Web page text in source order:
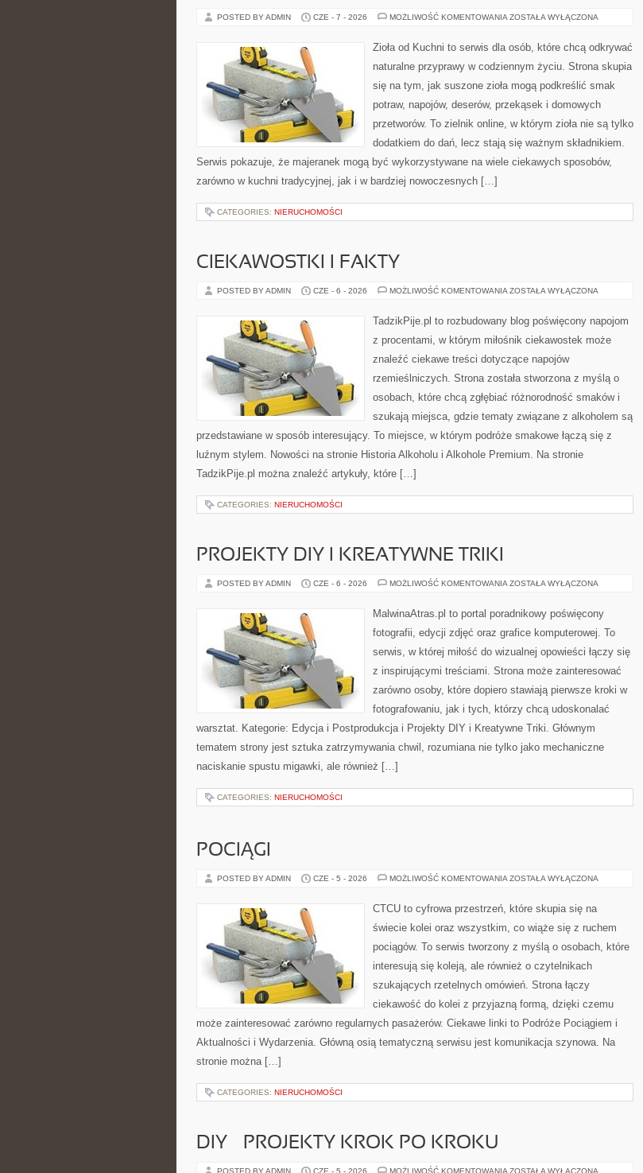
POSTED BY ADMIN CZE - 7 - 2026 MOŻLIWOŚĆ KOMENTOWANIA CIEKAWOSTKI
ZOSTAŁA WYŁĄCZONA
Zioła od Kuchni to serwis dla osób, które chcą odkrywać
naturalne przyprawy w codziennym życiu. Strona skupia
się na tym, jak suszone zioła mogą podkreślić smak
potraw, napojów, deserów, przekąsek i domowych
przetworów. To zielnik online, w którym zioła nie są tylko
dodatkiem do dań, lecz stają się ważnym składnikiem.
Serwis pokazuje, że majeranek mogą być wykorzystywane na wiele ciekawych sposobów,
zarówno w kuchni tradycyjnej, jak i w bardziej nowoczesnych […]
CATEGORIES: NIERUCHOMOŚCI
CIEKAWOSTKI I FAKTY
POSTED BY ADMIN CZE - 6 - 2026 MOŻLIWOŚĆ KOMENTOWANIA CIEKAWOSTKI
ZOSTAŁA WYŁĄCZONA
TadzikPije.pl to rozbudowany blog poświęcony napojom
z procentami, w którym miłośnik ciekawostek może
znaleźć ciekawe treści dotyczące napojów
rzemieślniczych. Strona została stworzona z myślą o
osobach, które chcą zgłębiać różnorodność smaków i
szukają miejsca, gdzie tematy związane z alkoholem są
przedstawiane w sposób interesujący. To miejsce, w którym podróże smakowe łączą się z
luźnym stylem. Nowości na stronie Historia Alkoholu i Alkohole Premium. Na stronie
TadzikPije.pl można znaleźć artykuły, które […]
CATEGORIES: NIERUCHOMOŚCI
PROJEKTY DIY I KREATYWNE TRIKI
POSTED BY ADMIN CZE - 6 - 2026 MOŻLIWOŚĆ KOMENTOWANIA PROJEKTY
KREATYWNE
TRIKI
ZOSTAŁA WYŁĄCZONA
MalwinaAtras.pl to portal poradnikowy poświęcony
fotografii, edycji zdjęć oraz grafice komputerowej. To
serwis, w której miłość do wizualnej opowieści łączy się
z inspirującymi treściami. Strona może zainteresować
zarówno osoby, które dopiero stawiają pierwsze kroki w
fotografowaniu, jak i tych, którzy chcą udoskonalać
warsztat. Kategorie: Edycja i Postprodukcja i Projekty DIY i Kreatywne Triki. Głównym
tematem strony jest sztuka zatrzymywania chwil, rozumiana nie tylko jako mechaniczne
naciskanie spustu migawki, ale również […]
CATEGORIES: NIERUCHOMOŚCI
POCIĄGI
POSTED BY ADMIN CZE - 5 - 2026 MOŻLIWOŚĆ KOMENTOWANIA POCIĄGI
ZOSTAŁA WYŁĄCZONA
CTCU to cyfrowa przestrzeń, które skupia się na
świecie kolei oraz wszystkim, co wiąże się z ruchem
pociągów. To serwis tworzony z myślą o osobach, które
interesują się koleją, ale również o czytelnikach
szukających rzetelnych omówień. Strona łączy
ciekawość do kolei z przyjazną formą, dzięki czemu
może zainteresować zarówno regularnych pasażerów. Ciekawe linki to Podróże Pociągiem i
Aktualności i Wydarzenia. Główną osią tematyczną serwisu jest komunikacja szynowa. Na
stronie można […]
CATEGORIES: NIERUCHOMOŚCI
DIY – PROJEKTY KROK PO KROKU
POSTED BY ADMIN CZE - 5 - 2026 MOŻLIWOŚĆ KOMENTOWANIA DIY
ZOSTAŁA WYŁĄCZONA